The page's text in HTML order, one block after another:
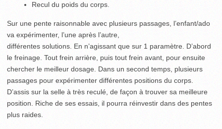
Recul du poids du corps.
Sur une pente raisonnable avec plusieurs passages, l’enfant/ado
va expérimenter, l’une après l’autre,
différentes solutions. En n’agissant que sur 1 paramètre. D’abord
le freinage. Tout frein arrière, puis tout frein avant, pour ensuite
chercher le meilleur dosage. Dans un second temps, plusieurs
passages pour expérimenter différentes positions du corps.
D’assis sur la selle à très reculé, de façon à trouver sa meilleure
position. Riche de ses essais, il pourra réinvestir dans des pentes
plus raides.